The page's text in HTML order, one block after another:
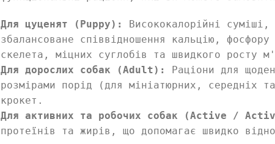
Для цуценят (Puppy):
Висококалорійні
збалансоване співвідношення кальцію,
скелета, міцних суглобів та швидкого росту
Для дорослих собак (Adult):
Раціони для
розмірами порід (для мініатюрних, середніх
крокет.
Для активних та робочих собак (Active /
протеїнів та жирів, що допомагає швидко